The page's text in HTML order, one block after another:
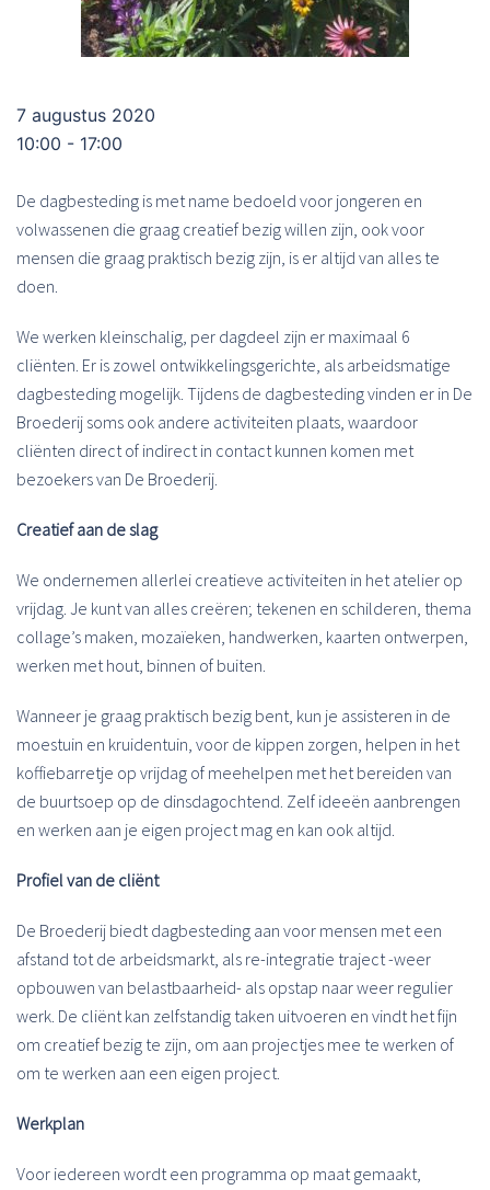
7 augustus 2020
10:00 - 17:00
De dagbesteding is met name bedoeld voor jongeren en
volwassenen die graag creatief bezig willen zijn, ook voor
mensen die graag praktisch bezig zijn, is er altijd van alles te
doen.
We werken kleinschalig, per dagdeel zijn er maximaal 6
cliënten. Er is zowel ontwikkelingsgerichte, als arbeidsmatige
dagbesteding mogelijk. Tijdens de dagbesteding vinden er in De
Broederij soms ook andere activiteiten plaats, waardoor
cliënten direct of indirect in contact kunnen komen met
bezoekers van De Broederij.
Creatief aan de slag
We ondernemen allerlei creatieve activiteiten in het atelier op
vrijdag. Je kunt van alles creëren; tekenen en schilderen, thema
collage’s maken, mozaïeken, handwerken, kaarten ontwerpen,
werken met hout, binnen of buiten.
Wanneer je graag praktisch bezig bent, kun je assisteren in de
moestuin en kruidentuin, voor de kippen zorgen, helpen in het
koffiebarretje op vrijdag of meehelpen met het bereiden van
de buurtsoep op de dinsdagochtend. Zelf ideeën aanbrengen
en werken aan je eigen project mag en kan ook altijd.
Profiel van de cliënt
De Broederij biedt dagbesteding aan voor mensen met een
afstand tot de arbeidsmarkt, als re-integratie traject -weer
opbouwen van belastbaarheid- als opstap naar weer regulier
werk. De cliënt kan zelfstandig taken uitvoeren en vindt het fijn
om creatief bezig te zijn, om aan projectjes mee te werken of
om te werken aan een eigen project.
Werkplan
Voor iedereen wordt een programma op maat gemaakt,